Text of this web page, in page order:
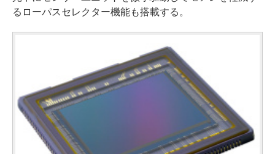
るローパスセレクター機能も搭載する。